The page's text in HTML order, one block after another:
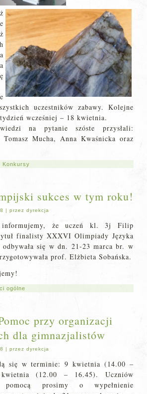
uczestników zabawy. Kolejne
wcześniej – 18 kwietnia.
na pytanie szóste przysłali:
Tomasz Mucha, Anna Kwaśnicka oraz
Konkursy
sukces w tym roku!
|przez dyrekcja
informujemy, że uczeń kl. 3j Filip
finalisty XXXVI Olimpiady Języka
się w dn. 21-23 marca br. w
prof. Elżbieta Sobańska.
ogólne
przy organizacji
dla gimnazjalistów
|przez dyrekcja
się w terminie: 9 kwietnia (14.00 –
(12.00 – 16.45). Uczniów
pomocą prosimy o wypełnienie